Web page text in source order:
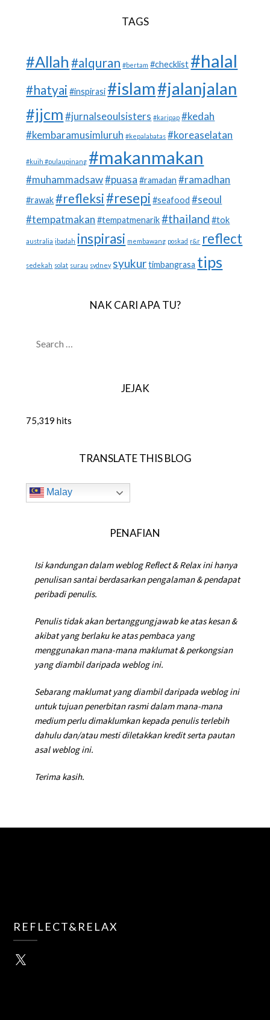
TAGS
#Allah #alquran #bertam #checklist #halal
#hatyai #inspirasi #islam#jalanjalan
#jjcm #jurnalseoulsisters #karipap #kedah
#kembaramusimluruh #kepalabatas #koreaselatan
#kuih #pulaupinang #makanmakan
#muhammadsaw#puasa #ramadan #ramadhan
#rawak #refleksi#resepi #seafood #seoul
#tempatmakan #tempatmenarik #thailand #tok
australia ibadah inspirasi membawang poskad r&r reflect
sedekah solat surau sydney syukur timbangrasa tips
NAK CARI APA TU?
FOR:
JEJAK
75,319 hits
TRANSLATE THIS BLOG
Malay
PENAFIAN
Isi kandungan dalam weblog Reflect & Relax ini hanya
penulisan santai berdasarkan pengalaman & pendapat
peribadi penulis.
Penulis tidak akan bertanggungjawab ke atas kesan &
akibat yang berlaku ke atas pembaca yang
menggunakan mana-mana maklumat & perkongsian
yang diambil daripada weblog ini.
Sebarang maklumat yang diambil daripada weblog ini
untuk tujuan penerbitan rasmi dalam mana-mana
medium perlu dimaklumkan kepada penulis terlebih
dahulu dan/atau mesti diletakkan kredit serta pautan
asal weblog ini.
Terima kasih.
REFLECT&RELAX
X